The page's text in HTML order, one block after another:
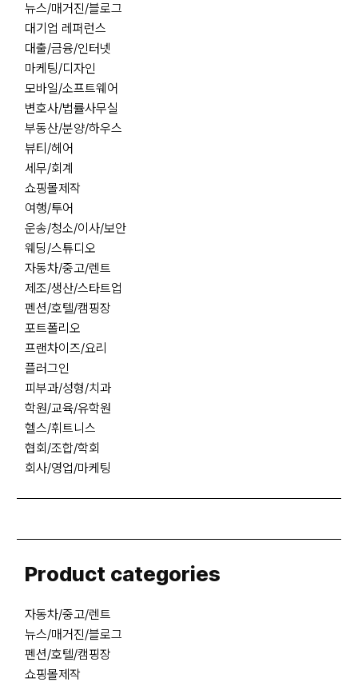
뉴스/매거진/블로그
대기업 레퍼런스
대출/금융/인터넷
마케팅/디자인
모바일/소프트웨어
변호사/법률사무실
부동산/분양/하우스
뷰티/헤어
세무/회계
쇼핑몰제작
여행/투어
운송/청소/이사/보안
웨딩/스튜디오
자동차/중고/렌트
제조/생산/스타트업
펜션/호텔/캠핑장
포트폴리오
프랜차이즈/요리
플러그인
피부과/성형/치과
학원/교육/유학원
헬스/휘트니스
협회/조합/학회
회사/영업/마케팅
Product categories
자동차/중고/렌트
뉴스/매거진/블로그
펜션/호텔/캠핑장
쇼핑몰제작